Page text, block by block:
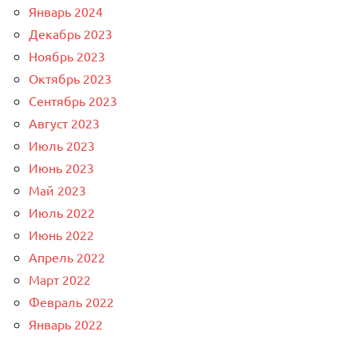
Январь 2024
Декабрь 2023
Ноябрь 2023
Октябрь 2023
Сентябрь 2023
Август 2023
Июль 2023
Июнь 2023
Май 2023
Июль 2022
Июнь 2022
Апрель 2022
Март 2022
Февраль 2022
Январь 2022